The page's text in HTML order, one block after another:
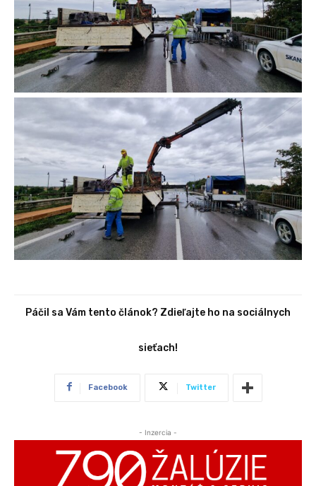
Páčil sa Vám tento článok? Zdieľajte ho na sociálnych
sieťach!
Facebook Twitter
- Inzercia -